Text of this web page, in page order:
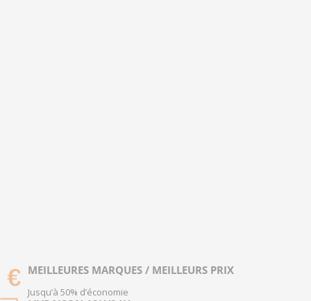
MEILLEURES MARQUES / MEILLEURS PRIX
Jusqu’à 50% d’économie